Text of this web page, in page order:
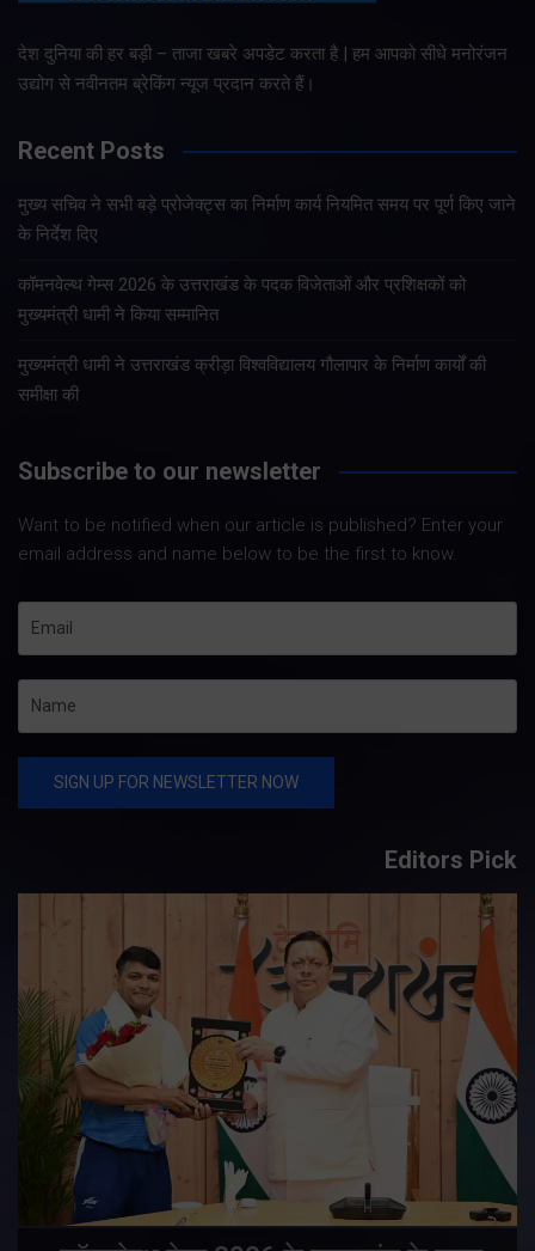
देश दुनिया की हर बड़ी – ताजा खबरे अपडेट करता है | हम आपको सीधे मनोरंजन
उद्योग से नवीनतम ब्रेकिंग न्यूज प्रदान करते हैं।
Recent Posts
मुख्य सचिव ने सभी बड़े प्रोजेक्ट्स का निर्माण कार्य नियमित समय पर पूर्ण किए जाने
के निर्देश दिए
कॉमनवेल्थ गेम्स 2026 के उत्तराखंड के पदक विजेताओं और प्रशिक्षकों को
मुख्यमंत्री धामी ने किया सम्मानित
मुख्यमंत्री धामी ने उत्तराखंड क्रीड़ा विश्वविद्यालय गौलापार के निर्माण कार्यों की
समीक्षा की
Subscribe to our newsletter
Want to be notified when our article is published? Enter your
email address and name below to be the first to know.
Editors Pick